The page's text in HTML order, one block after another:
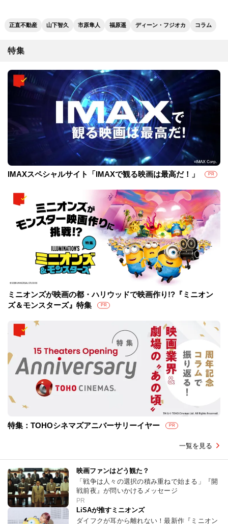
正直不動産 山下智久 市原隼人 福原遥 ディーン・フジオカ コラム
特集
IMAXスペシャルサイト「IMAXで観る映画は最高だ！」 PR
ミニオンズが映画の都・ハリウッドで映画作り!?『ミニオン
ズ＆モンスターズ』特集
PR
特集：TOHOシネマズアニバーサリーイヤー PR
一覧を見る
映画ファンはどう観た？
「戦争は人々の選択の積み重ねで始まる」『開
戦前夜』が問いかけるメッセージ
PR
LiSAが推すミニオンズ
ダイフクが耳から離れない！最新作『ミニオン